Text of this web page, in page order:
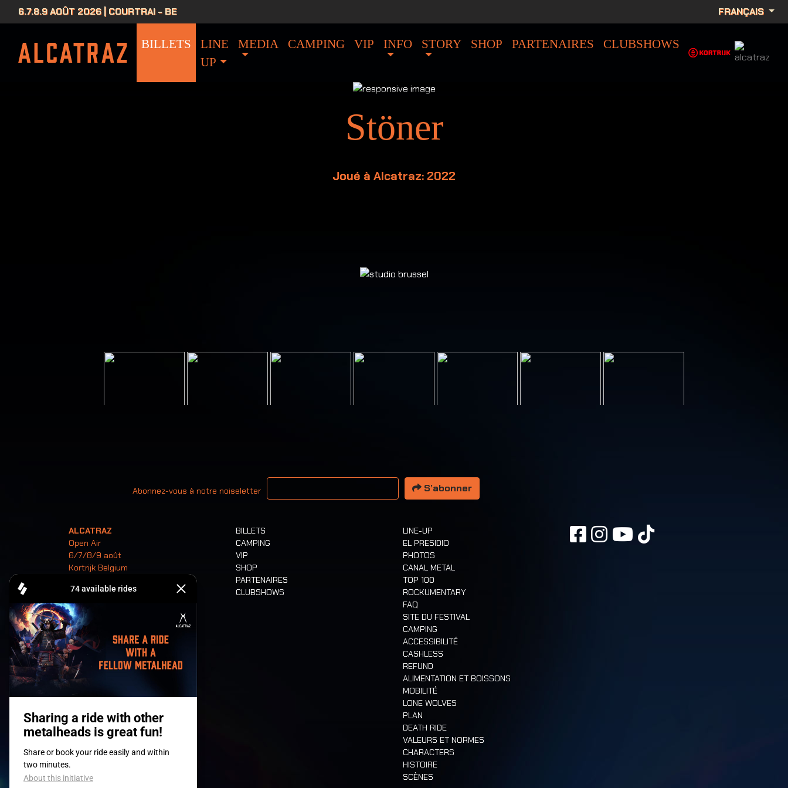
6.7.8.9 AOÛT 2026 | COURTRAI - BE FRANÇAIS
BILLETS
LINE
UP
MEDIA CAMPING VIP INFO STORY SHOP PARTENAIRES CLUBSHOWS
Stöner
Joué à Alcatraz: 2022
Abonnez-vous à notre noiseletter
Votre adresse email
S’abonner
ALCATRAZ
Open Air
6/7/8/9 août
Kortrijk Belgium
Billets
BILLETS
CAMPING
VIP
SHOP
PARTENAIRES
CLUBSHOWS
LINE-UP
EL PRESIDIO
PHOTOS
CANAL METAL
TOP 100
ROCKUMENTARY
FAQ
SITE DU FESTIVAL
CAMPING
ACCESSIBILITÉ
CASHLESS
REFUND
ALIMENTATION ET BOISSONS
MOBILITÉ
LONE WOLVES
PLAN
DEATH RIDE
VALEURS ET NORMES
CHARACTERS
HISTOIRE
SCÈNES